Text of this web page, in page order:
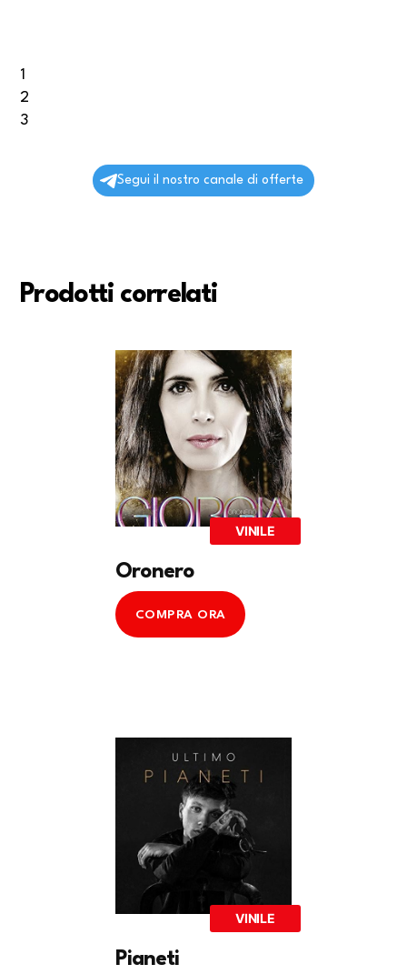
1
2
3
Segui il nostro canale di offerte
Prodotti correlati
VINILE
Oronero
COMPRA ORA
VINILE
Pianeti